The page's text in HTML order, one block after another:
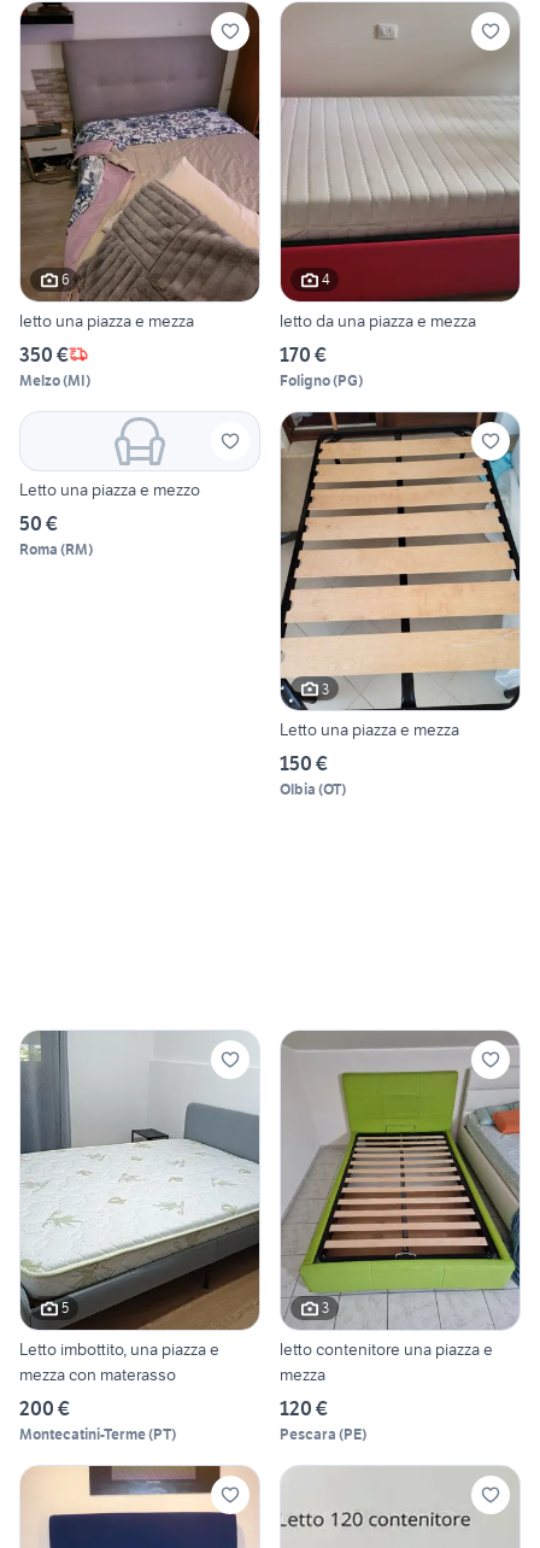
6
letto una piazza e mezza
350 €
Melzo(MI)
4
letto da una piazza e mezza
170 €
Foligno(PG)
Letto una piazza e mezzo
50 €
Roma (RM)
3
Letto una piazza e mezza
150 €
Olbia (OT)
5
Letto imbottito, una piazza e
mezza con materasso
200 €
Montecatini-Terme(PT)
3
letto contenitore una piazza e
mezza
120 €
Pescara (PE)